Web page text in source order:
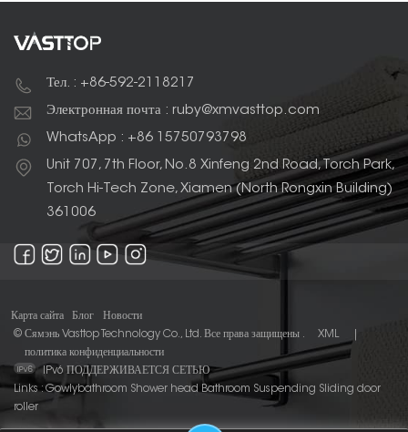
Тел. : +86-592-2118217
Электронная почта : ruby@xmvasttop.com
WhatsApp : +86 15750793798
Unit 707, 7th Floor, No.8 Xinfeng 2nd Road, Torch Park,
Torch Hi-Tech Zone, Xiamen (North Rongxin Building)
361006
Карта сайта Блог
Новости
© Сямэнь Vasttop Technology Co., Ltd. Все права защищены .
XML
политика конфиденциальности
IPv6 ПОДДЕРЖИВАЕТСЯ СЕТЬЮ
Links :Gowlybathroom Shower head Bathroom Suspending Sliding door
roller